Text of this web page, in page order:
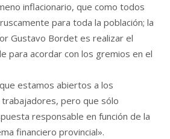
inflacionario, que como todos
para toda la población; la
Gustavo Bordet es realizar el
para acordar con los gremios en el
estamos abiertos a los
pero que sólo
responsable en función de la
financiero provincial».